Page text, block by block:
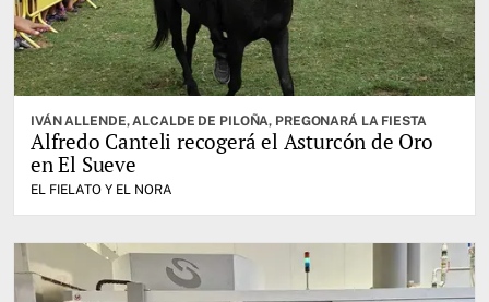
IVÁN ALLENDE, ALCALDE DE PILOÑA, PREGONARÁ LA FIESTA
Alfredo Canteli recogerá el Asturcón de Oro
en El Sueve
EL FIELATO Y EL NORA